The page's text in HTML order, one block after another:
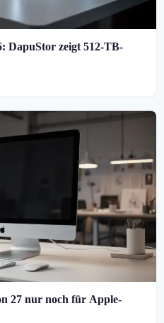
DapuStor zeigt 512-TB-
27 nur noch für Apple-